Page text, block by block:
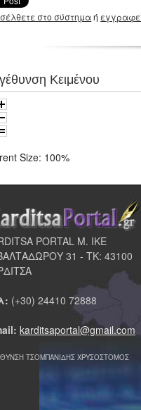
στο σύστημαή
Κειμένου
Size: 100%
PORTAL Μ. ΙΚΕ
31 - ΤΚ: 43100
(+30) 24410 72888
karditsaportal@gmail.com
ΤΣΟΜΠΑΝΙΔΗΣ ΧΡΥΣΟΣΤΟΜΟΣ